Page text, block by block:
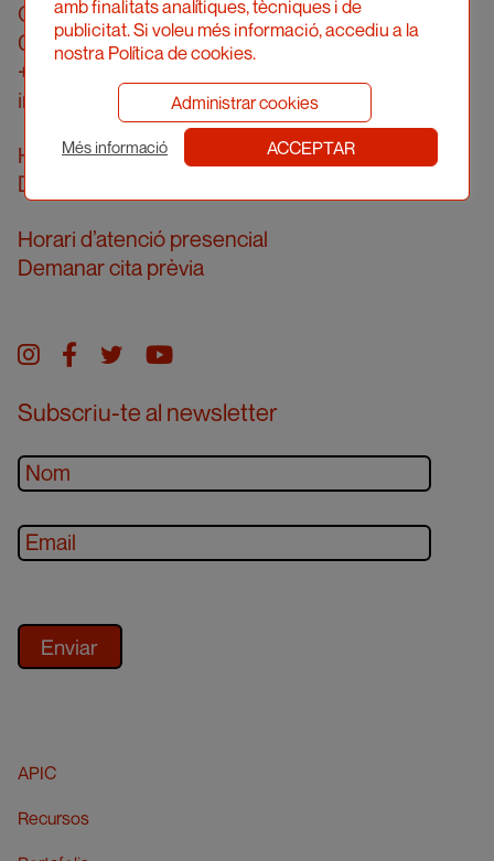
Carrer Londres, 96, pral. 2a
08036 Barcelona
+34 934 161 474
info@apic.cat
Horari d’atenció telefònica
De dilluns a divendres de 10 a 14h
Horari d’atenció presencial
Demanar cita prèvia
Instagram
facebook
twitteryoutube
Subscriu-te al newsletter
APIC
Recursos
amb finalitats analítiques, tècniques i de
publicitat. Si voleu més informació, accediu a la
nostra Política de cookies.
Administrar cookies
Més informació ACCEPTAR